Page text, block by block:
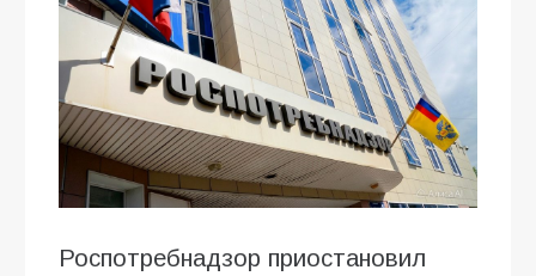
Роспотребнадзор приостановил